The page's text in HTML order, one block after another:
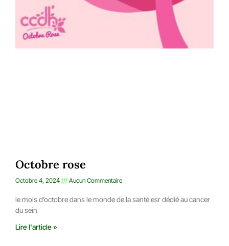
Octobre rose
Octobre 4, 2024 Aucun Commentaire
le mois d’octobre dans le monde de la santé esr dédié au cancer
du sein
Lire l'article »